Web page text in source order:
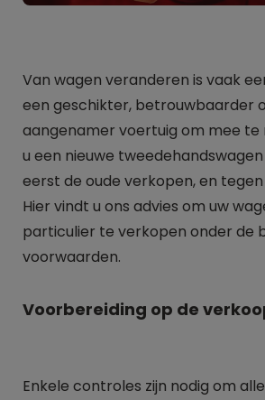
Van wagen veranderen is vaak
een geschikter, betrouwbaarder
aangenamer voertuig om mee te
u een nieuwe
eerst de oude verkopen, en tegen
Hier vindt u ons advies om uw
particulier te verkopen onder de
voorwaarden.
Voorbereiding op de
Enkele controles zijn nodig om